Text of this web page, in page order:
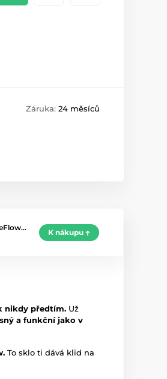
Záruka: 24 měsíců
K nákupu
nikdy předtím. Už
a funkční jako v
To sklo ti dává klid na